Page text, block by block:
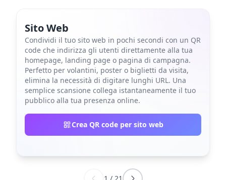
Sito Web
Condividi il tuo sito web in pochi secondi con un QR
code che indirizza gli utenti direttamente alla tua
homepage, landing page o pagina di campagna.
Perfetto per volantini, poster o biglietti da visita,
elimina la necessità di digitare lunghi URL. Una
semplice scansione collega istantaneamente il tuo
pubblico alla tua presenza online.
Crea QR code per sito web